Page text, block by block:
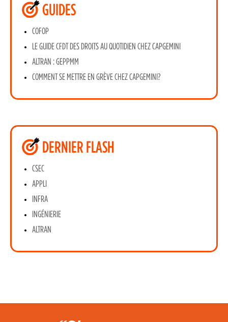
GUIDES
COFOP
LE GUIDE CFDT DES DROITS AU QUOTIDIEN CHEZ CAPGEMINI
ALTRAN : GEPPMM
COMMENT SE METTRE EN GRÈVE CHEZ CAPGEMINI?
DERNIER FLASH
CSEC
APPLI
INFRA
INGÉNIERIE
ALTRAN